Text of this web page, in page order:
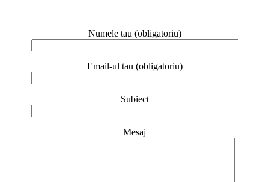
Numele tau (obligatoriu)
Email-ul tau (obligatoriu)
Subiect
Mesaj